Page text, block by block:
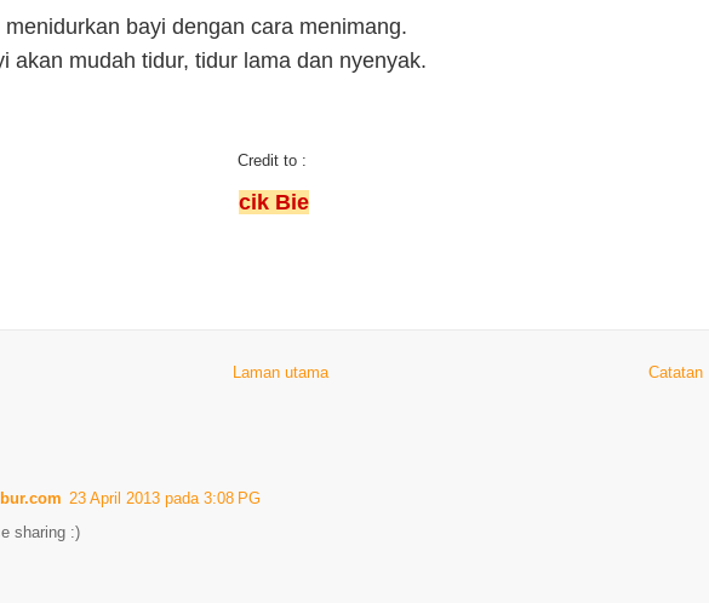
bayi dengan cara menimang.
akan mudah tidur, tidur lama dan nyenyak.
Credit to :
cik Bie
Catatan
Laman utama
23 April 2013 pada 3:08 PG
sharing :)